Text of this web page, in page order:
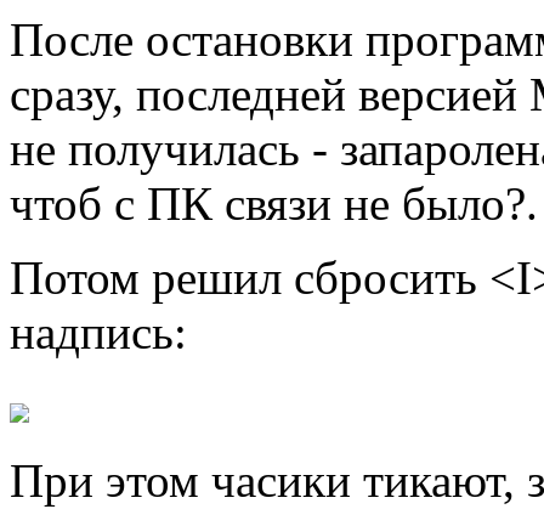
После остановки
сразу, последней
не получилась -
чтоб с ПК связи не было?.
Потом решил сбросить
надпись:
При этом часики тикают,